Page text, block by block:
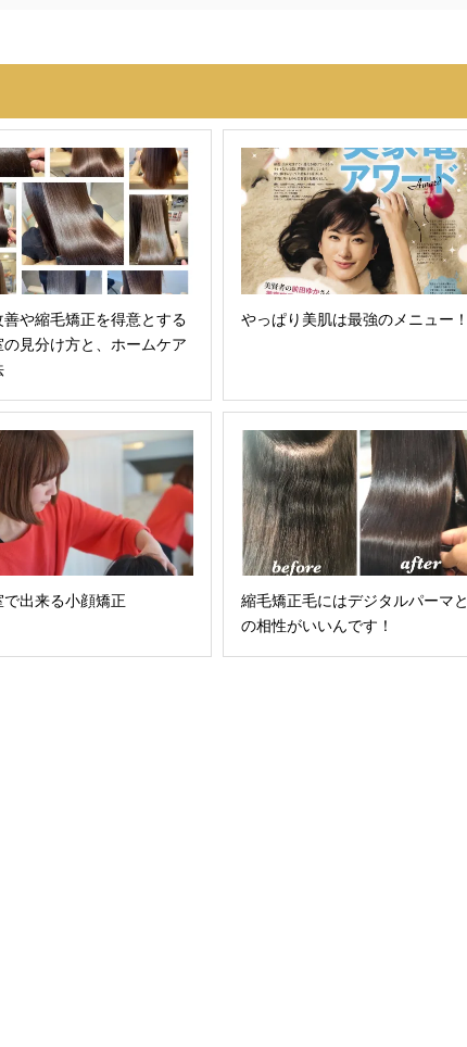
善や縮毛矯正を得意とする
の見分け方と、ホームケア
やっぱり美肌は最強のメニュー！
で出来る小顔矯正
縮毛矯正毛にはデジタルパーマと
の相性がいいんです！